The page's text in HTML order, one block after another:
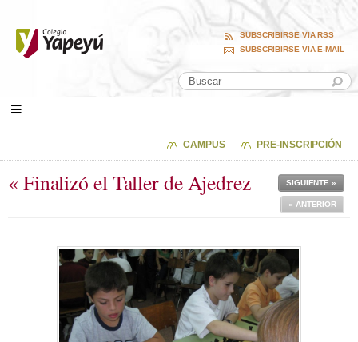
SUBSCRIBIRSE VIA RSS
SUBSCRIBIRSE VIA E-MAIL
CAMPUS PRE-INSCRIPCIÓN
« Finalizó el Taller de Ajedrez SIGUIENTE »
« ANTERIOR